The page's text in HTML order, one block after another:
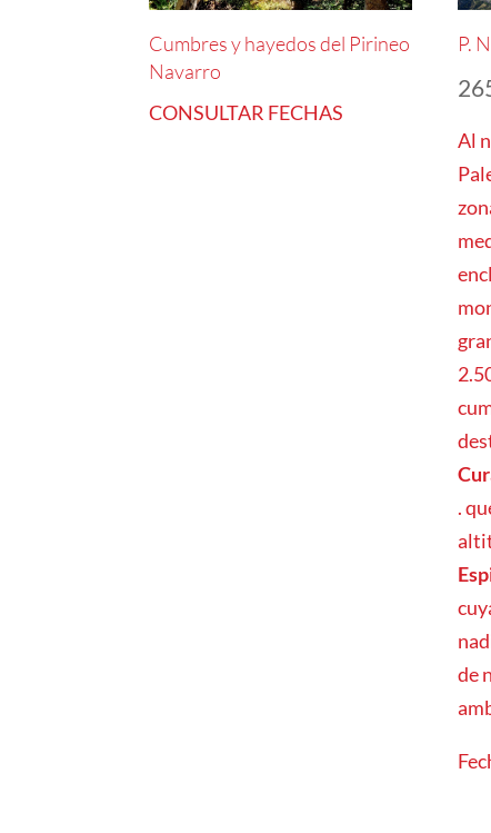
Cumbres y hayedos del Pirineo
Navarro
CONSULTAR FECHAS
P.
Al
.
de